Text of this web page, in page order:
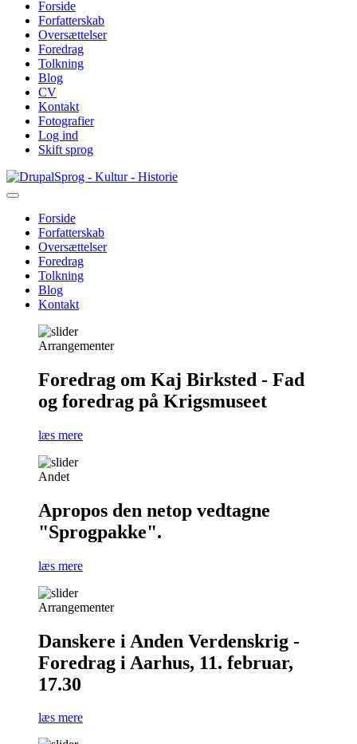
Forside
Forfatterskab
Oversættelser
Foredrag
Tolkning
Blog
CV
Kontakt
Fotografier
Log ind
Skift sprog
Gå
til
Sprog - Kultur - Historie
Primær
navigation
Forside
Forfatterskab
Oversættelser
Foredrag
Tolkning
Blog
Kontakt
Arrangementer
Foredrag om Kaj Birksted - Fad
og foredrag på Krigsmuseet
læs mere
Andet
Apropos den netop vedtagne
"Sprogpakke".
læs mere
Arrangementer
Danskere i Anden Verdenskrig -
Foredrag i Aarhus, 11. februar,
17.30
læs mere